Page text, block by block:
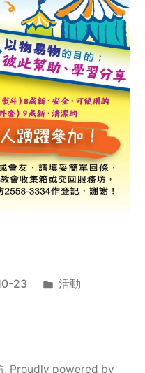
23
Posted
活動
, Proudly powered by